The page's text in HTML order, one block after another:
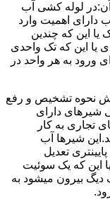
لوله کشی آب
دارای اهمیت وارد
این که چندین
یا این که تک واحدی
ورود به هر واحد در
نحوه تشخیص و رفع
شیرهای دارای
تجاری به کار
شیرها آب
تعدیل
این که یک سوئیت
که از یک دیگ بیرون میشود به